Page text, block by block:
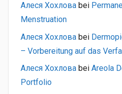
Алеся Хохлова bei
Menstruation
Алеся Хохлова bei
– Vorbereitung auf das
Алеся Хохлова bei Areola
Portfolio